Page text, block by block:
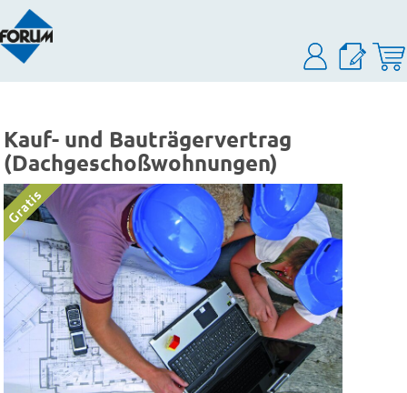
Kauf- und Bauträgervertrag
(Dachgeschoßwohnungen)